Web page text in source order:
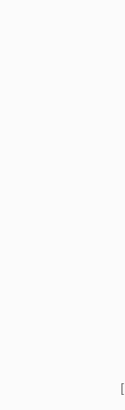
[